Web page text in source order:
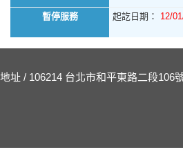
暫停服務 起訖日期： 12/
地址 / 106214 台北市和平東路二段106